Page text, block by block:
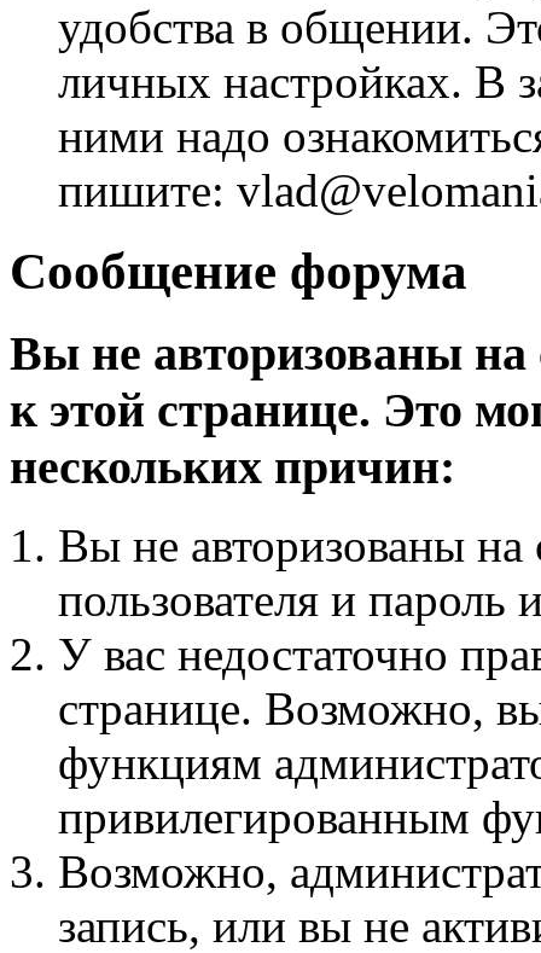
удобства в общении.
личных настройках. В
ними надо
пишите:
Сообщение форума
Вы не авторизованы на
к этой странице. Это
нескольких причин:
Вы не авторизованы на
пользователя и пароль
У вас недостаточно
странице. Возможно,
функциям
привилегированным
Возможно,
запись, или вы не